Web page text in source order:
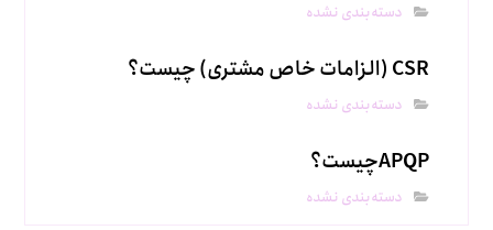
دسته‌بندی نشده
CSR (الزامات خاص مشتری) چیست؟
دسته‌بندی نشده
APQPچیست؟
دسته‌بندی نشده